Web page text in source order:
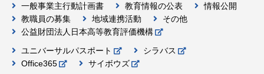
一般事業主行動計画書 教育情報の公表
情報公開
教職員の募集
地域連携活動
その他
公益財団法人日本高等教育評価機構
ユニバーサルパスポート
シラバス
Office365
サイボウズ